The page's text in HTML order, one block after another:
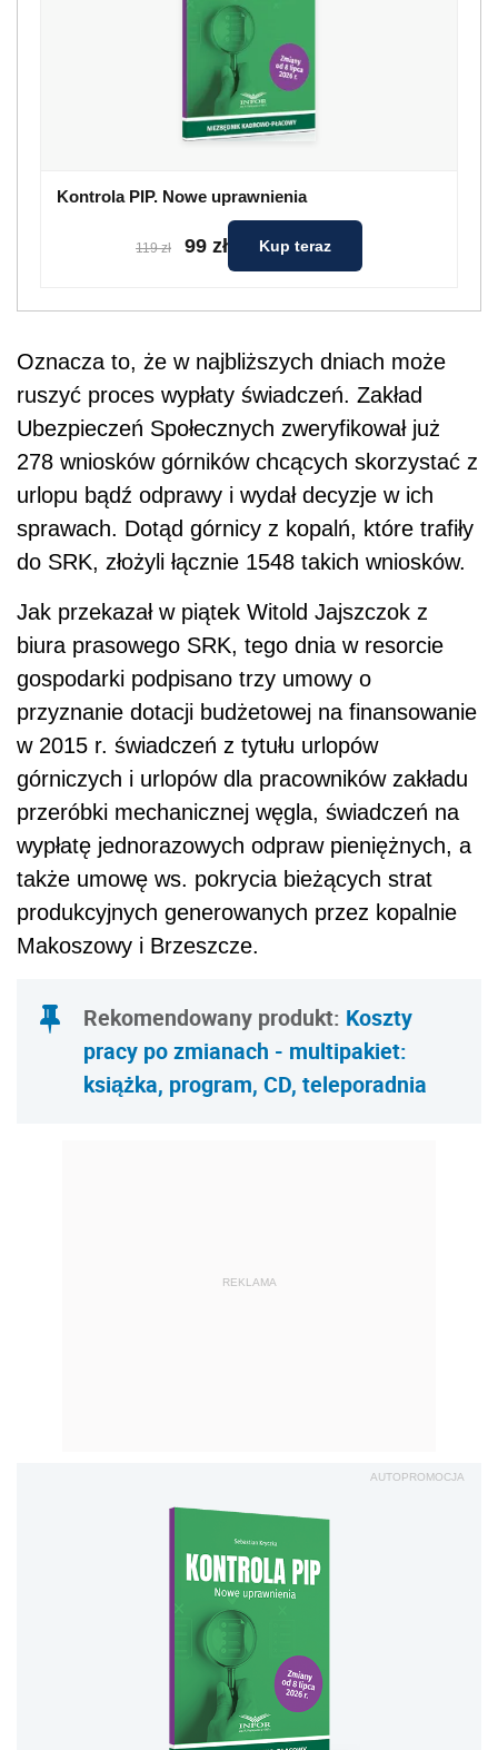
Kontrola PIP. Nowe uprawnienia
119 zł 99 zł Kup teraz
Oznacza to, że w najbliższych dniach może
ruszyć proces wypłaty świadczeń. Zakład
Ubezpieczeń Społecznych zweryfikował już
278 wniosków górników chcących skorzystać z
urlopu bądź odprawy i wydał decyzje w ich
sprawach. Dotąd górnicy z kopalń, które trafiły
do SRK, złożyli łącznie 1548 takich wniosków.
Jak przekazał w piątek Witold Jajszczok z
biura prasowego SRK, tego dnia w resorcie
gospodarki podpisano trzy umowy o
przyznanie dotacji budżetowej na finansowanie
w 2015 r. świadczeń z tytułu urlopów
górniczych i urlopów dla pracowników zakładu
przeróbki mechanicznej węgla, świadczeń na
wypłatę jednorazowych odpraw pieniężnych, a
także umowę ws. pokrycia bieżących strat
produkcyjnych generowanych przez kopalnie
Makoszowy i Brzeszcze.
Rekomendowany produkt: Koszty
pracy po zmianach - multipakiet:
książka, program, CD, teleporadnia
REKLAMA
AUTOPROMOCJA